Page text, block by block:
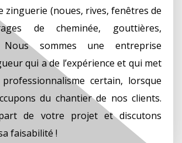
zinguerie (noues, rives, fenêtres de
de cheminée, gouttières,
Nous sommes une entreprise
qui a de l’expérience et qui met
certain, lorsque
du chantier de nos clients.
de votre projet et discutons
faisabilité !